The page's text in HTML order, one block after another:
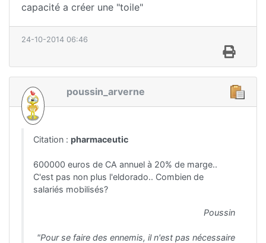
capacité a créer une "toile"
24-10-2014 06:46
poussin_arverne
Citation : pharmaceutic
600000 euros de CA annuel à 20% de marge..
C'est pas non plus l'eldorado.. Combien de
salariés mobilisés?
Poussin
"Pour se faire des ennemis, il n'est pas nécessaire